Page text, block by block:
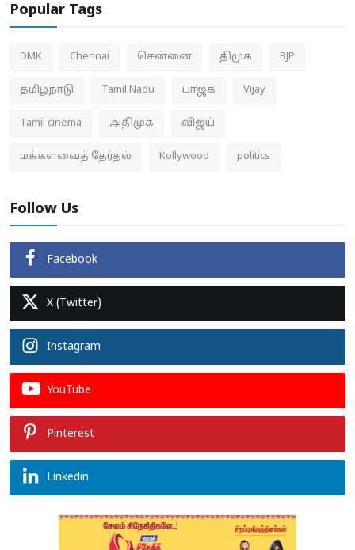
Popular Tags
DMK Chennai சென்னை திமுக BJP
தமிழ்நாடு Tamil Nadu பாஜக Vijay
Tamil cinema அதிமுக விஜய்
மக்களவைத் தேர்தல் Kollywood politics
Follow Us
Facebook
X (Twitter)
Instagram
YouTube
Pinterest
Linkedin